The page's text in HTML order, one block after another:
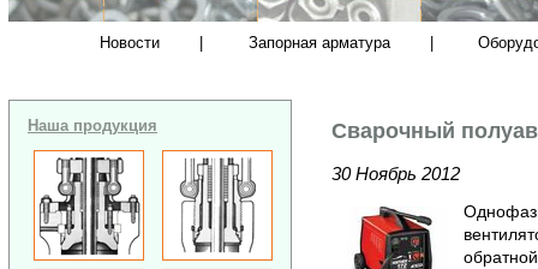
Новости Запорная арматура
Наша продукция Сварочный
30 Ноябрь 2012